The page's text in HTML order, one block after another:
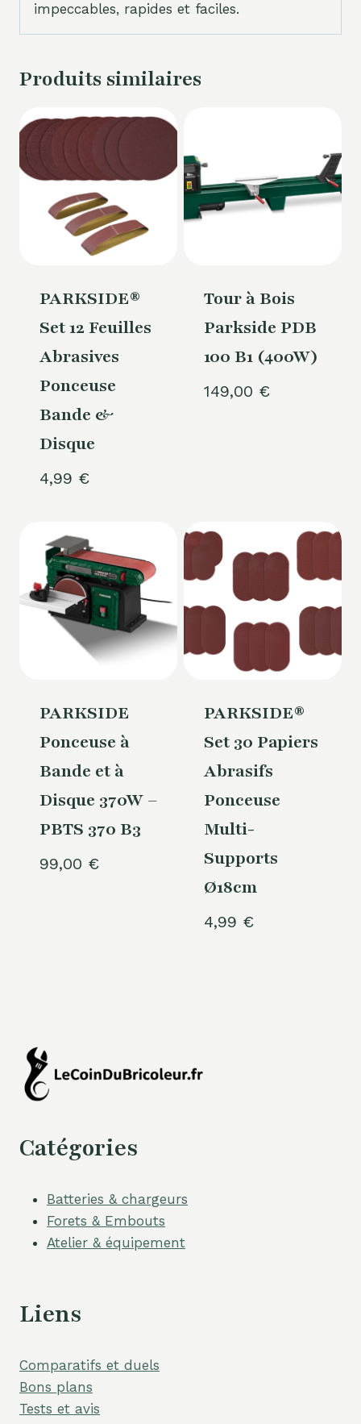
impeccables, rapides et faciles.
Produits similaires
PARKSIDE®
Set 12 Feuilles
Abrasives
Ponceuse
Bande &
Disque
4,99 €
Tour à Bois
Parkside PDB
100 B1 (400W)
149,00 €
PARKSIDE
Ponceuse à
Bande et à
Disque 370W –
PBTS 370 B3
99,00 €
PARKSIDE®
Set 30 Papiers
Abrasifs
Ponceuse
Multi-
Supports
Ø18cm
4,99 €
Catégories
Batteries & chargeurs
Forets & Embouts
Atelier & équipement
Liens
Comparatifs et duels
Bons plans
Tests et avis